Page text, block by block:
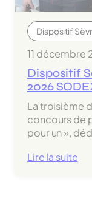
Dispositif
11 décembre
Dispositif
2026
La troisième
concours de
pour un »,
Lire la suite: